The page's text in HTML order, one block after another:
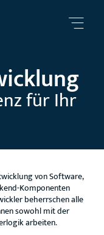
für Ihr
von Software,
Komponenten
beherrschen alle
sowohl mit der
arbeiten.